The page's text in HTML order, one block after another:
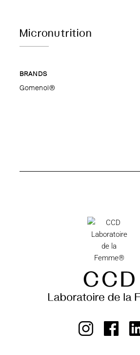
Micronutrition
BRANDS
Gomenol®